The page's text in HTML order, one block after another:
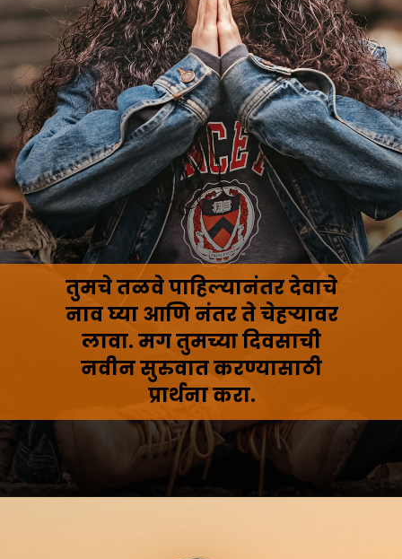
तुमचे तळवे पाहिल्यानंतर देवाचे
नाव घ्या आणि नंतर ते चेहऱ्यावर
लावा. मग तुमच्या दिवसाची
नवीन सुरुवात करण्यासाठी
प्रार्थना करा.